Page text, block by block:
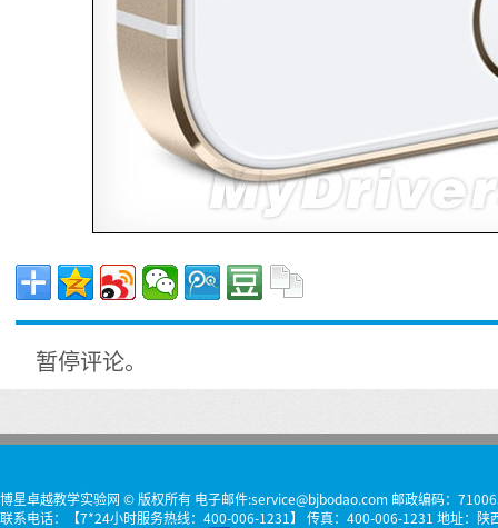
暂停评论。
博星卓越教学实验网 © 版权所有 电子邮件:service@bjbodao.com 邮政编码：
联系电话：【7*24小时服务热线：400-006-1231】 传真：400-006-1231 地址：陕